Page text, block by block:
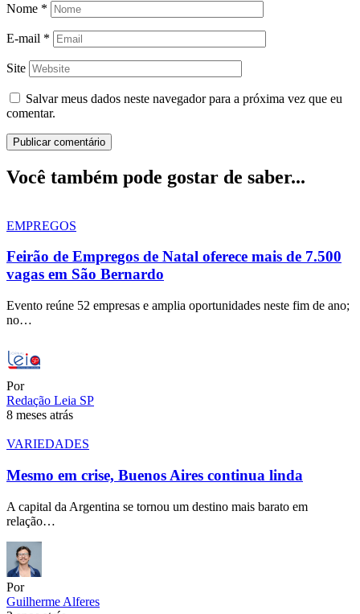
Nome *
E-mail *
Site
Salvar meus dados neste navegador para a próxima vez que eu
comentar.
Você também pode gostar de saber...
EMPREGOS
Feirão de Empregos de Natal oferece mais de 7.500
vagas em São Bernardo
Evento reúne 52 empresas e amplia oportunidades neste fim de ano;
no…
Por
Redação Leia SP
8 meses atrás
VARIEDADES
Mesmo em crise, Buenos Aires continua linda
A capital da Argentina se tornou um destino mais barato em
relação…
Por
Guilherme Alferes